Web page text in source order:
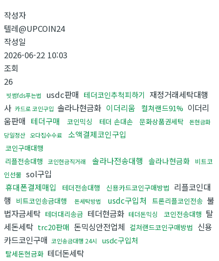
작성자
텔레@UPCOIN24
작성일
2026-06-22 10:03
조회
26
빗썸fds푸는법 usdc판매 테더코인추척피하기 재정거래세탁대행
사 카드로 코인구입 솔라나현금화 이더리움 컬쳐랜드91% 이더리
움판매 테더구매 코인믹싱 테더 손대손 문화상품권세탁
돈현금화
당일정산 오다집수수료 소액결제코인구입
코인구매대행
리플전송대행
코인현금직거래 솔라나전송대행 솔라나현금화
비트코
인선물 sol구입
휴대폰결제매입
테더전송대행 신용카드코인구매방법 리플코인대
행
비트코인송금대행 돈세탁방법 usdc구입처 트론리플코인전송 불
법자금세탁 테더대리송금 테더현금화 테더돈믹싱 코인전송대행 탈
세돈세탁 trc20판매 돈믹싱안전업체 컬쳐랜드코인구매방법 신용
카드코인구매 코인송금대행 24시 usdc구입처
탈세돈현금화 테더돈세탁